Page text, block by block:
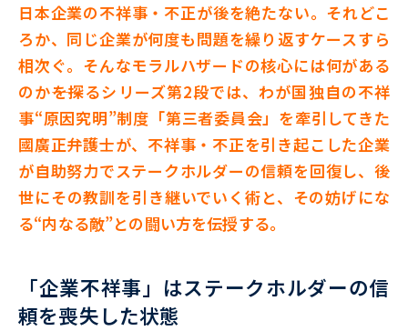
日本企業の不祥事・不正が後を絶たない。それどこ
ろか、同じ企業が何度も問題を繰り返すケースすら
相次ぐ。そんなモラルハザードの核心には何がある
のか――を探るシリーズ第2段では、わが国独自の不祥
事“原因究明”制度「第三者委員会」を牽引してきた
國廣正弁護士が、不祥事・不正を引き起こした企業
が自助努力でステークホルダーの信頼を回復し、後
世にその教訓を引き継いでいく術と、その妨げにな
る“内なる敵”との闘い方を伝授する。
「企業不祥事」はステークホルダーの信
頼を喪失した状態